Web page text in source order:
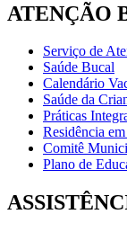
ATENÇÃO
Serviço de
Saúde Bucal
Calendário
Saúde da
Práticas
Residência
Comitê
Plano de